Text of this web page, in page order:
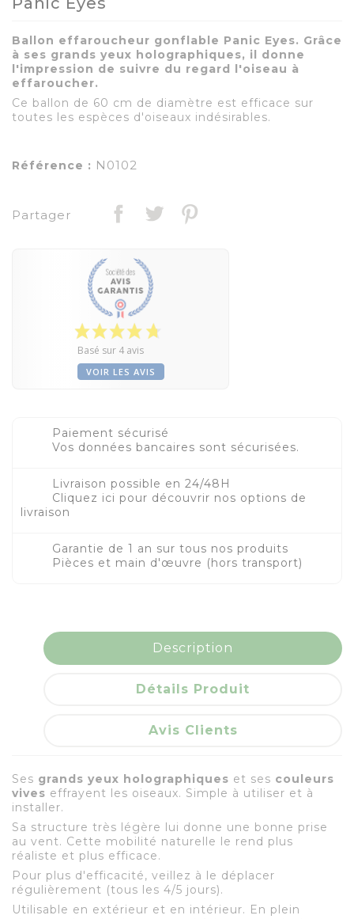
Ballon effaroucheur gonflable Panic Eyes. Grâce
à ses grands yeux holographiques, il donne
l'impression de suivre du regard l'oiseau à
effaroucher.
Ce ballon de 60 cm de diamètre est efficace sur
toutes les espèces d'oiseaux indésirables.
Référence : N0102
Partager
Basé sur 4 avis
VOIR LES AVIS
Paiement sécurisé
Vos données bancaires sont sécurisées.
Livraison possible en 24/48H
Cliquez ici pour découvrir nos options de
livraison
Garantie de 1 an sur tous nos produits
Pièces et main d'œuvre (hors transport)
Description
Détails Produit
Avis Clients
Ses grands yeux holographiques et ses couleurs
vives effrayent les oiseaux. Simple à utiliser et à
installer.
Sa structure très légère lui donne une bonne prise
au vent. Cette mobilité naturelle le rend plus
réaliste et plus efficace.
Pour plus d'efficacité, veillez à le déplacer
régulièrement (tous les 4/5 jours).
Utilisable en extérieur et en intérieur. En plein